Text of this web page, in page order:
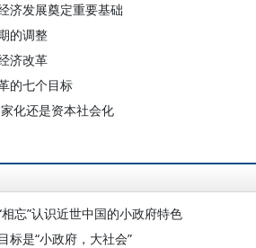
济发展奠定重要基础
的调整
济改革
的七个目标
化还是资本社会化
忘”认识近世中国的小政府特色
标是“小政府，大社会”